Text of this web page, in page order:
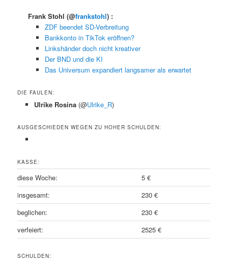
Frank Stohl(@frankstohl) :
ZDF beendet SD-Verbreitung
Bankkonto in TikTok eröffnen?
Linkshänder doch nicht kreativer
Der BND und die KI
Das Universum expandiert langsamer als erwartet
DIE FAULEN:
Ulrike Rosina (@Ulrike_R)
AUSGESCHIEDEN WEGEN ZU HOHER SCHULDEN:
KASSE:
diese Woche:
5 €
insgesamt:
230 €
beglichen:
230 €
verfeiert:
2525 €
SCHULDEN: